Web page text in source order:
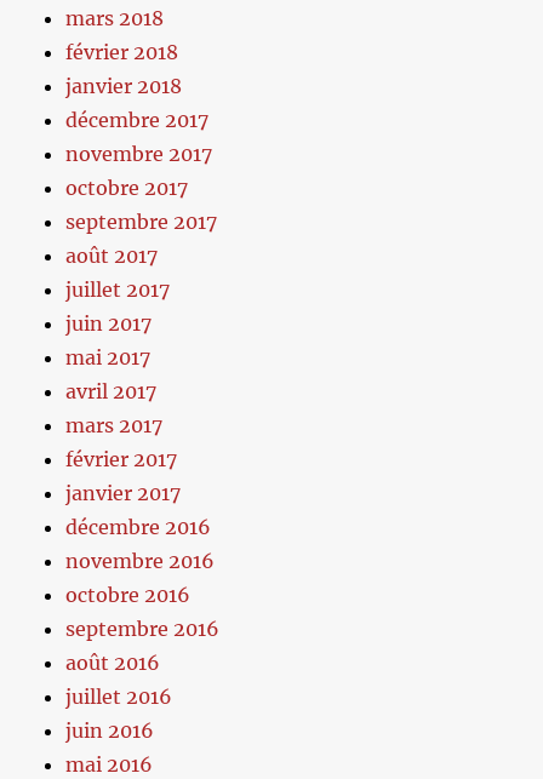
mars 2018
février 2018
janvier 2018
décembre 2017
novembre 2017
octobre 2017
septembre 2017
août 2017
juillet 2017
juin 2017
mai 2017
avril 2017
mars 2017
février 2017
janvier 2017
décembre 2016
novembre 2016
octobre 2016
septembre 2016
août 2016
juillet 2016
juin 2016
mai 2016